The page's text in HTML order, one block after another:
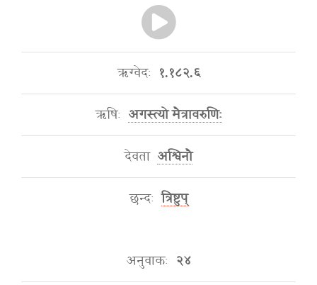
ऋग्वेदः १.१८२.६
ऋषिः अगस्त्यो मैत्रावरुणिः
देवता अश्विनौ
छन्दः त्रिष्टुप्
अनुवाकः २४